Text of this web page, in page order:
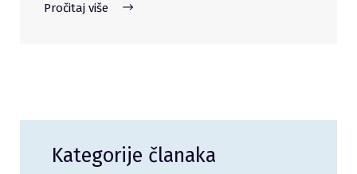
Pročitaj više
Kategorije članaka